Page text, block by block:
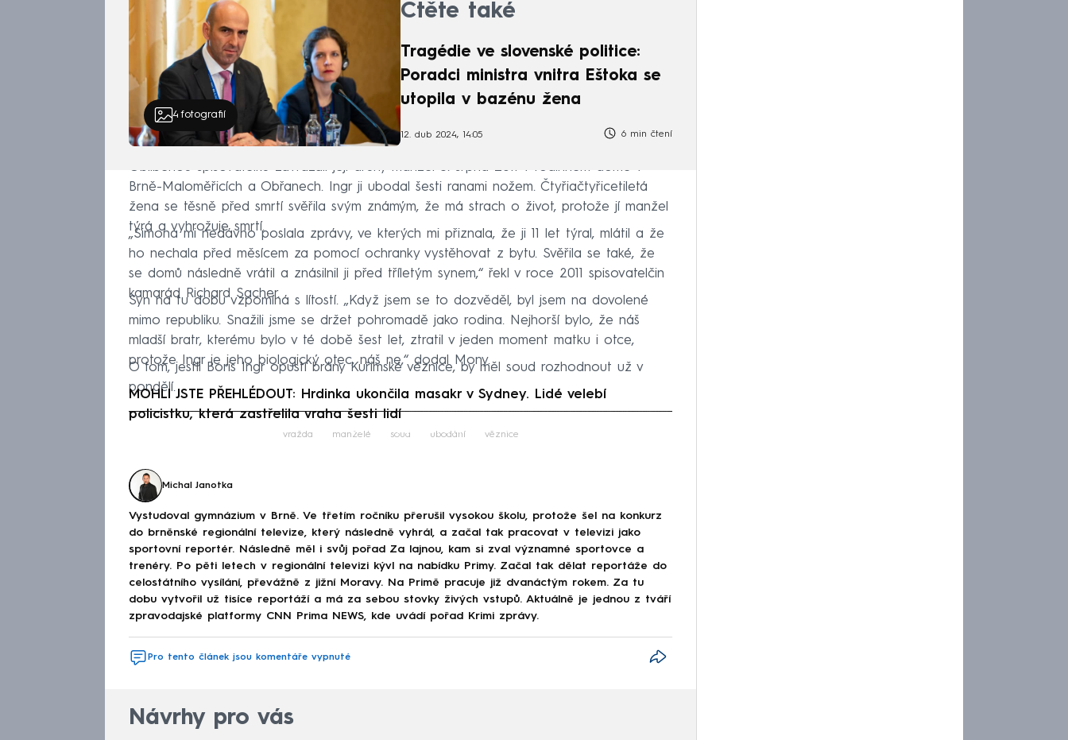
4 fotografií
Čtěte také
Tragédie ve slovenské politice:
Poradci ministra vnitra Eštoka se
utopila v bazénu žena
12. dub 2024, 14:05 6 min čtení
Oblíbenou spisovatelku zavraždil její druhý manžel 3. srpna 2011 v rodinném domě v
Brně-Maloměřicích a Obřanech. Ingr ji ubodal šesti ranami nožem. Čtyřiačtyřicetiletá
žena se těsně před smrtí svěřila svým známým, že má strach o život, protože jí manžel
týrá a vyhrožuje smrtí.
„Simona mi nedávno poslala zprávy, ve kterých mi přiznala, že ji 11 let týral, mlátil a že
ho nechala před měsícem za pomocí ochranky vystěhovat z bytu. Svěřila se také, že
se domů následně vrátil a znásilnil ji před tříletým synem,“ řekl v roce 2011 spisovatelčin
kamarád Richard Sacher.
Syn na tu dobu vzpomíná s lítostí. „Když jsem se to dozvěděl, byl jsem na dovolené
mimo republiku. Snažili jsme se držet pohromadě jako rodina. Nejhorší bylo, že náš
mladší bratr, kterému bylo v té době šest let, ztratil v jeden moment matku i otce,
protože Ingr je jeho biologický otec, náš ne,“ dodal Mony.
O tom, jestli Boris Ingr opustí brány Kuřimské věznice, by měl soud rozhodnout už v
pondělí.
MOHLI JSTE PŘEHLÉDOUT: Hrdinka ukončila masakr v Sydney. Lidé velebí
policistku, která zastřelila vraha šesti lidí
Failed to fetch
vražda manželé soud ubodání věznice
Michal Janotka
Vystudoval gymnázium v Brně. Ve třetím ročníku přerušil vysokou školu, protože šel na konkurz
do brněnské regionální televize, který následně vyhrál, a začal tak pracovat v televizi jako
sportovní reportér. Následně měl i svůj pořad Za lajnou, kam si zval významné sportovce a
trenéry. Po pěti letech v regionální televizi kývl na nabídku Primy. Začal tak dělat reportáže do
celostátního vysílání, převážně z jižní Moravy. Na Primě pracuje již dvanáctým rokem. Za tu
dobu vytvořil už tisíce reportáží a má za sebou stovky živých vstupů. Aktuálně je jednou z tváří
zpravodajské platformy CNN Prima NEWS, kde uvádí pořad Krimi zprávy.
Pro tento článek jsou komentáře vypnuté
Návrhy pro vás